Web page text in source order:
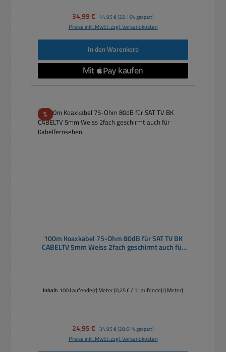
Verkaufspreis:
34,99 € Regulärer Preis:
44,95 € (22.16% gespart)
Preise inkl. MwSt. zzgl. Versandkosten
In den Warenkorb
%Rabatt
100m Koaxkabel 75-Ohm 80dB für SAT TV BK
CABELTV 5mm Weiss 2fach geschirmt auch für
Kabelfernsehen
Inhalt: 100 Laufende(r) Meter(0,25 € / 1 Laufende(r) Meter)
Verkaufspreis:
24,95 € Regulärer Preis:
34,95 € (28.61% gespart)
Preise inkl. MwSt. zzgl. Versandkosten